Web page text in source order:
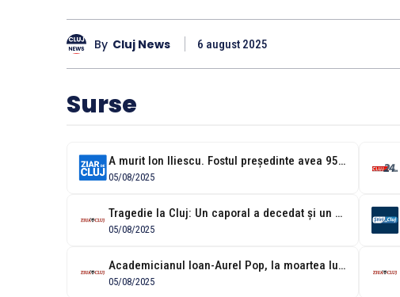
By Cluj News 6 august 2025
Surse
A murit Ion Iliescu. Fostul președinte avea 95 de ani
05/08/2025
Tragedie la Cluj: Un caporal a decedat și un alt bărbat a...
05/08/2025
Academicianul Ioan-Aurel Pop, la moartea lui Ion Iliescu: "A fost președintele tuturor...
05/08/2025